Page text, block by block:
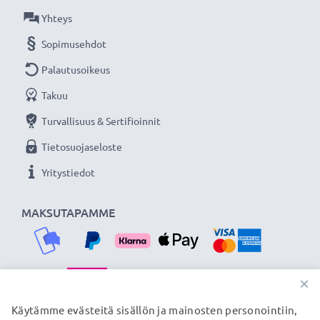
verkkokauppa, joka tarjoaa laadukkaita tuotteita, ja
siksi tarjoamme 36 kuukauden takuun!
MAKSUTAPAMME
Yhteys
Sopimusehdot
Palautusoikeus
Takuu
Turvallisuus & Sertifioinnit
Tietosuojaseloste
Yritystiedot
TOIMITUSKUMPPANIMME
×
Käytämme evästeitä sisällön ja mainosten personointiin,